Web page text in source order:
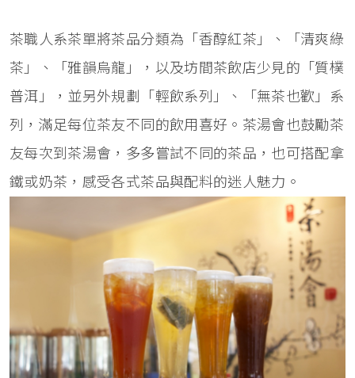
茶職人系茶單將茶品分類為「香醇紅茶」、「清爽綠
茶」、「雅韻烏龍」，以及坊間茶飲店少見的「質樸
普洱」，並另外規劃「輕飲系列」、「無茶也歡」系
列，滿足每位茶友不同的飲用喜好。茶湯會也鼓勵茶
友每次到茶湯會，多多嘗試不同的茶品，也可搭配拿
鐵或奶茶，感受各式茶品與配料的迷人魅力。